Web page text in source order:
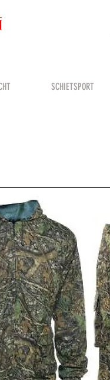
SCHIETSPORT